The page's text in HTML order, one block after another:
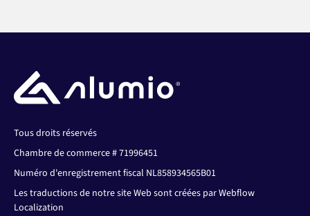
Tous droits réservés
Chambre de commerce # 71996451
Numéro d'enregistrement fiscal NL858934565B01
Les traductions de notre site Web sont créées par Webflow
Localization